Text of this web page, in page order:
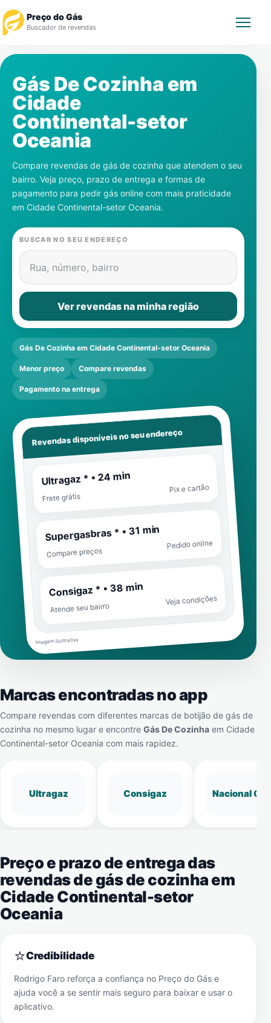
Preço do Gás
Buscador de revendas
Revendedor
Notícias
Cadastre-se
Gás
Gás De Cozinha em
Cidade
Continental-setor
Oceania
Compare revendas de gás de cozinha que atendem o seu
bairro. Veja preço, prazo de entrega e formas de
pagamento para pedir gás online com mais praticidade
em Cidade Continental-setor Oceania.
BUSCAR NO SEU ENDEREÇO
Rua, número, bairro
Ver revendas na minha região
Gás De Cozinha em Cidade Continental-setor Oceania
Menor preço Compare revendas
Pagamento na entrega
Revendas disponíveis no seu endereço
Ultragaz * • 24 min
Frete grátis
Pix e cartão
Supergasbras * • 31 min
Compare preços
Pedido online
Consigaz * • 38 min
Atende seu bairro
Veja condições
Imagem ilustrativa
Marcas encontradas no app
Compare revendas com diferentes marcas de botijão de gás de
cozinha no mesmo lugar e encontre Gás De Cozinha em Cidade
Continental-setor Oceania com mais rapidez.
Ultragaz Consigaz Nacional Gás
Preço e prazo de entrega das
revendas de gás de cozinha em
Cidade Continental-setor
Oceania
⭐Credibilidade
Rodrigo Faro reforça a confiança no Preço do Gás e
ajuda você a se sentir mais seguro para baixar e usar o
aplicativo.